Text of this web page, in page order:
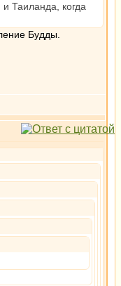
Таиланда, когда
Будды.